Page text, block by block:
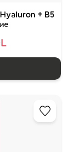
Hyaluron + B5